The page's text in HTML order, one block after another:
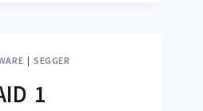
| SEGGER
1